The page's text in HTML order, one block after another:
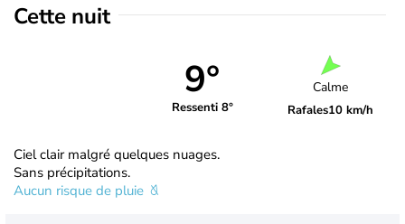
Cette nuit
9°
Ressenti 8°
Calme
Rafales10 km/h
Ciel clair malgré quelques nuages.
Sans précipitations.
Aucun risque de pluie